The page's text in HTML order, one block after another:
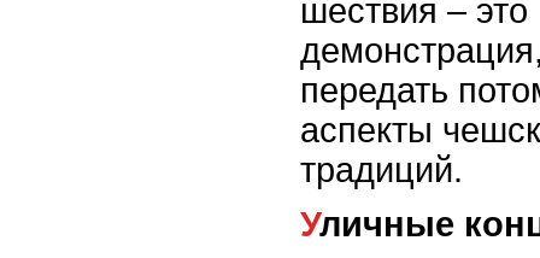
шествия – это
передать
аспекты
традиций.
Уличные